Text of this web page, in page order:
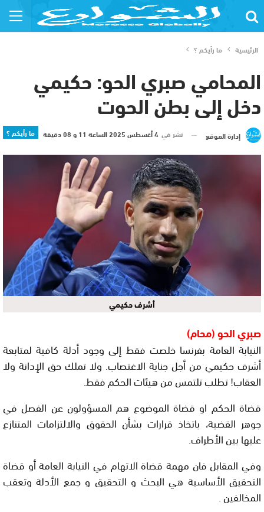
الرئيسية ما رأيكم ؟
المحامي صبري الحو: حكيمي
دخل إلى بطن الحوت
ما رأيكم ؟ إدارة الموقع نشر في 4 أغسطس 2025 الساعة 11 و 08 دقيقة
أشرف حكيمي
صبري الحو (محام)
النيابة العامة بفرنسا خلصت فقط إلى وجود أدلة كافية لمتابعة
أشرف حكيمي من أجل جناية الاغتصاب. ولا تملك حق الإدانة ولا
العقاب! تطلب تلتمس من هيئات الحكم فقط.
قضاة الحكم او قضاة الموضوع هم المسؤولون عن الفصل في
جوهر القضية، باتخاذ قرارات بشأن الحقوق والالتزامات المتنازع
عليها بين الأطراف.
وفي المقابل فان مهمة قضاة الاتهام في النيابة العامة أو قضاة
التحقيق الأساسية هي البحث و التحقيق و جمع الأدلة وتعقب
المخالفين .